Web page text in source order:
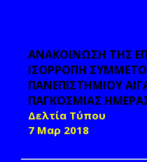
ΑΝΑΚΟΙΝΩΣΗ ΤΗΣ
ΙΣΟΡΡΟΠΗ
ΠΑΝΕΠΙΣΤΗΜΙΟΥ
ΠΑΓΚΟΣΜΙΑΣ
Δελτία Τύπου
7 Μαρ 2018